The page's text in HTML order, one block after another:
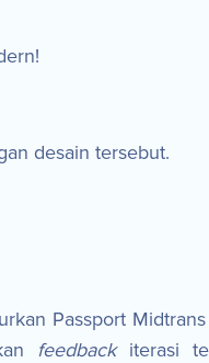
desain tersebut.
Passport
feedbackiterasi